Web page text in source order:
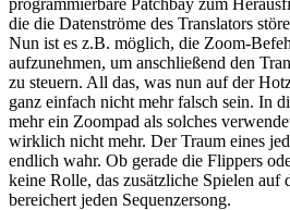
die die Datenströme des Translators
Nun ist es z.B. möglich, die Zoom-
aufzunehmen, um anschließend den
zu steuern. All das, was nun auf der
ganz einfach nicht mehr falsch sein. In
mehr ein Zoompad als solches
wirklich nicht mehr. Der Traum eines
endlich wahr. Ob gerade die Flippers
keine Rolle, das zusätzliche Spielen
bereichert jeden Sequenzersong.